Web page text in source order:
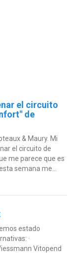
el circuito
de
& Maury. Mi
el circuito de
me parece que es
semana me...
estado
·
Vitopend